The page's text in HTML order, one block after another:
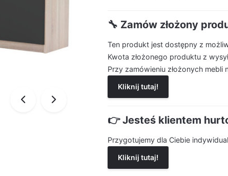
🔧 Zamów złożony
Ten produkt jest dostępny z
Kwota złożonego produktu z
Przy zamówieniu złożonych mebli
Kliknij tutaj!
👉 Jesteś klientem
Przygotujemy dla Ciebie
Kliknij tutaj!